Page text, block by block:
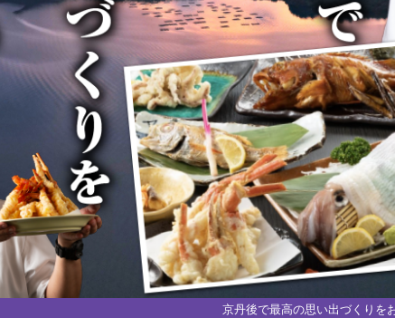
京丹後で最高の思い出づくりを